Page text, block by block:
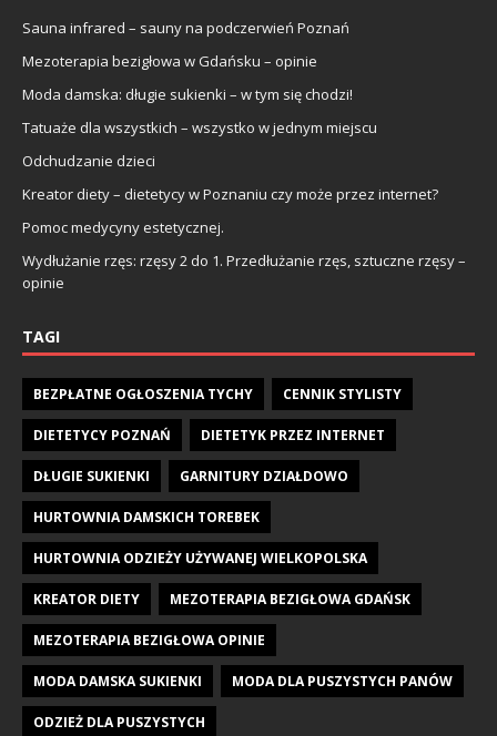
Sauna infrared – sauny na podczerwień Poznań
Mezoterapia bezigłowa w Gdańsku – opinie
Moda damska: długie sukienki – w tym się chodzi!
Tatuaże dla wszystkich – wszystko w jednym miejscu
Odchudzanie dzieci
Kreator diety – dietetycy w Poznaniu czy może przez internet?
Pomoc medycyny estetycznej.
Wydłużanie rzęs: rzęsy 2 do 1. Przedłużanie rzęs, sztuczne rzęsy –
opinie
TAGI
BEZPŁATNE OGŁOSZENIA TYCHY CENNIK STYLISTY
DIETETYCY POZNAŃ DIETETYK PRZEZ INTERNET
DŁUGIE SUKIENKI GARNITURY DZIAŁDOWO
HURTOWNIA DAMSKICH TOREBEK
HURTOWNIA ODZIEŻY UŻYWANEJ WIELKOPOLSKA
KREATOR DIETY MEZOTERAPIA BEZIGŁOWA GDAŃSK
MEZOTERAPIA BEZIGŁOWA OPINIE
MODA DAMSKA SUKIENKI MODA DLA PUSZYSTYCH PANÓW
ODZIEŻ DLA PUSZYSTYCH